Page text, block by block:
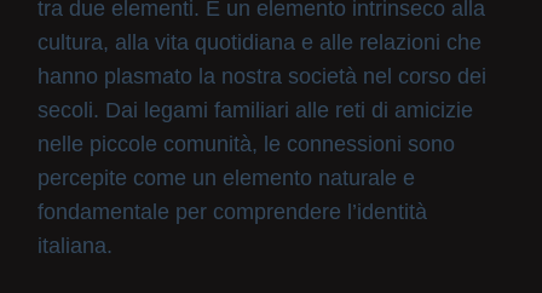
tra due elementi. È un elemento intrinseco alla
cultura, alla vita quotidiana e alle relazioni che
hanno plasmato la nostra società nel corso dei
secoli. Dai legami familiari alle reti di amicizie
nelle piccole comunità, le connessioni sono
percepite come un elemento naturale e
fondamentale per comprendere l’identità
italiana.